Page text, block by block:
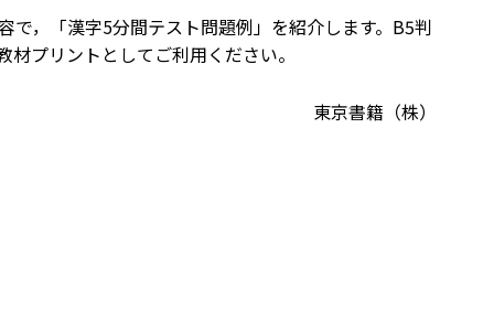
，「漢字5分間テスト問題例」を紹介します。B5判
プリントとしてご利用ください。
東京書籍（株）